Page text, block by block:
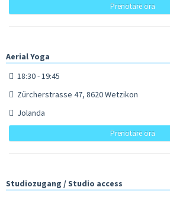
Prenotare ora
Aerial Yoga
18:30 - 19:45
Zürcherstrasse 47, 8620 Wetzikon
Jolanda
Prenotare ora
Studiozugang / Studio access